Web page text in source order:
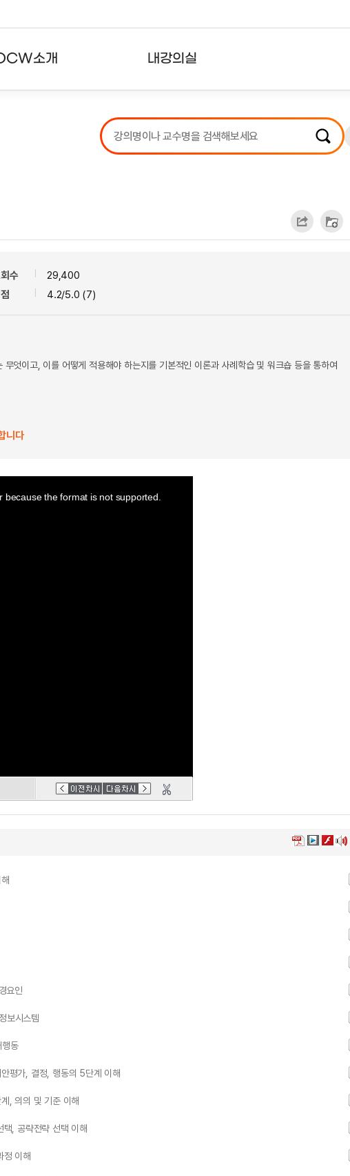
소개 내강의실
강의리스트
수강확인증강의
수
29,400
4.2/5.0 (7)
엇이고, 이를 어떻게 적용해야 하는지를 기본적인 이론과 사례학습 및 워크숍 등을 통하여
니다
the format is not supported.
요인
보시스템
동
평가, 결정, 행동의 5단계 이해
, 의의 및 기준 이해
, 공략전략 선택 이해
정 이해